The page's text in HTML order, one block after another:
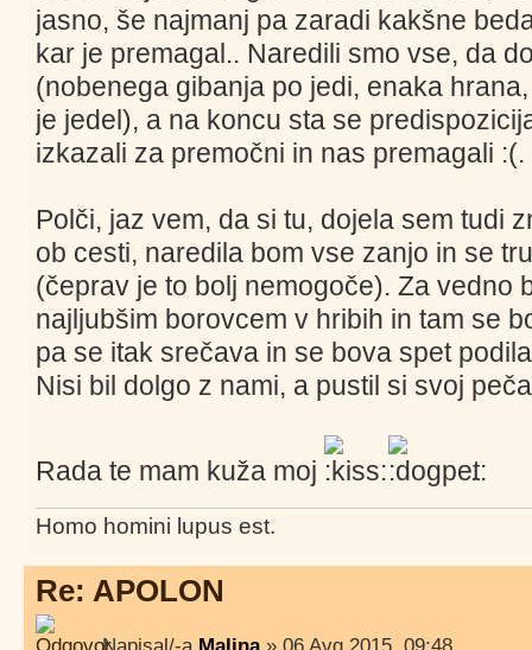
jasno, še najmanj pa zaradi kakšne
kar je premagal.. Naredili smo vse, da
(nobenega gibanja po jedi, enaka
je jedel), a na koncu sta se
izkazali za premočni in nas premagali :(.
Polči, jaz vem, da si tu, dojela sem tudi
ob cesti, naredila bom vse zanjo in se
(čeprav je to bolj nemogoče). Za vedno
najljubšim borovcem v hribih in tam se
pa se itak srečava in se bova spet
Nisi bil dolgo z nami, a pustil si svoj
Rada te mam kuža moj .
Homo homini lupus est.
Re: APOLON
Napisal/-a Malina» 06 Avg 2015, 09:48